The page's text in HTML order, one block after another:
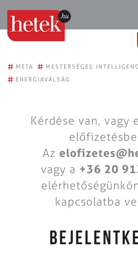
# META # MESTERSÉGES
# ENERGIAVÁLSÁG
Kérdése van, vagy
Az
vagy a +36 20
kapcsolatba